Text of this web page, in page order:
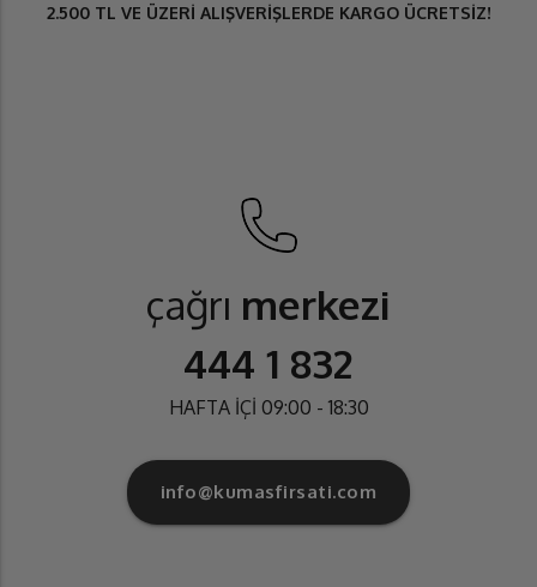
2.500 TL VE ÜZERİ ALIŞVERİŞLERDE KARGO ÜCRETSİZ!
çağrı merkezi
444 1 832
HAFTA İÇİ 09:00 - 18:30
info@kumasfirsati.com